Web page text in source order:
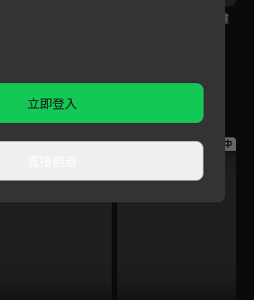
預告：家變事件越演越
跟播中 跟播中
立即登入